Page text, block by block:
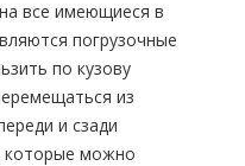
все имеющиеся в
погрузочные
по кузову
из
и сзади
которые можно